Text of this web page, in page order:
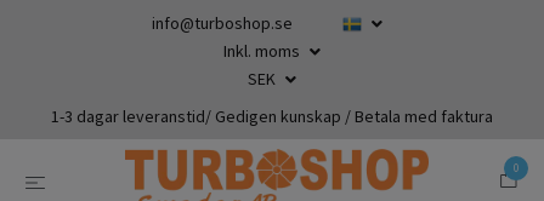
info@turboshop.se
Inkl. moms
SEK
1-3 dagar leveranstid/ Gedigen kunskap / Betala med faktura
0